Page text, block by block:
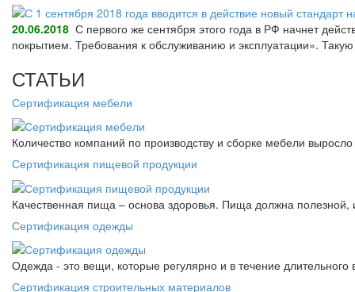
20.06.2018 С первого же сентября этого года в РФ начнет
покрытием. Требования к обслуживанию и эксплуатации».
СТАТЬИ
Сертификация мебели
Количество компаний по производству и сборке мебели
Сертификация пищевой продукции
Качественная пища – основа здоровья. Пища должна
Сертификация одежды
Одежда - это вещи, которые регулярно и в течение
Сертификация строительных материалов